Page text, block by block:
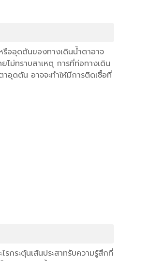
ออุดตันของทางเดินน้ำตาอาจ
ไม่ทราบสาเหตุ การที่ท่อทางเดิน
อุดตัน อาจจะทำให้มีการติดเชื้อที่
กระตุ้นเส้นประสาทรับความรู้สึกที่